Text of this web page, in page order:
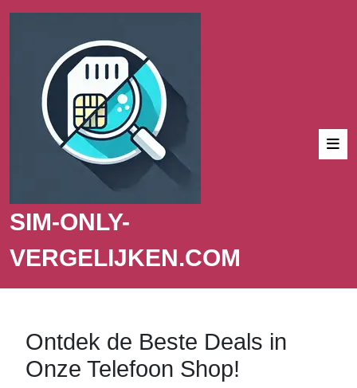
SIM-ONLY-
VERGELIJKEN.COM
Ontdek de Beste Deals in
Onze Telefoon Shop!